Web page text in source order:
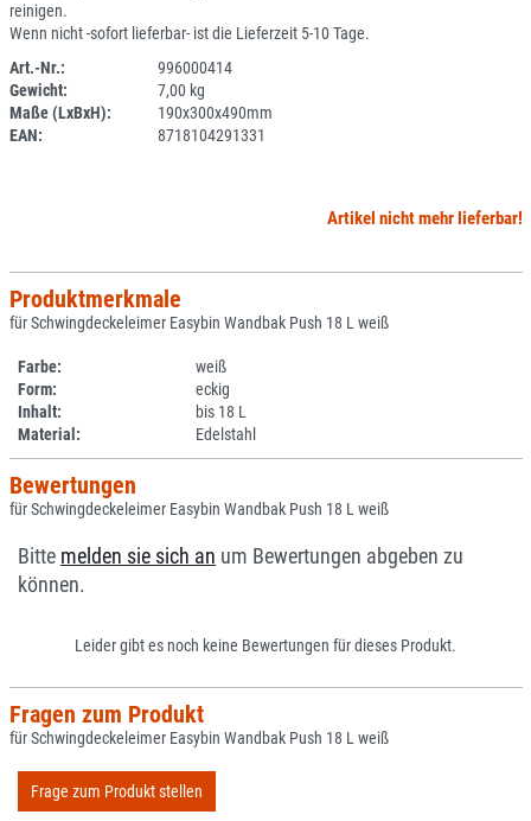
reinigen.
Wenn nicht -sofort lieferbar- ist die Lieferzeit 5-10 Tage.
Art.-Nr.:
996000414
Gewicht:
7,00 kg
Maße (LxBxH):
190x300x490mm
EAN:
8718104291331
Artikel nicht mehr lieferbar!
Produktmerkmale
für Schwingdeckeleimer Easybin Wandbak Push 18 L weiß
Farbe:
weiß
Form:
eckig
Inhalt:
bis 18 L
Material:
Edelstahl
Bewertungen
für Schwingdeckeleimer Easybin Wandbak Push 18 L weiß
Bitte melden sie sich an um Bewertungen abgeben zu
können.
Leider gibt es noch keine Bewertungen für dieses Produkt.
Fragen zum Produkt
für Schwingdeckeleimer Easybin Wandbak Push 18 L weiß
Frage zum Produkt stellen